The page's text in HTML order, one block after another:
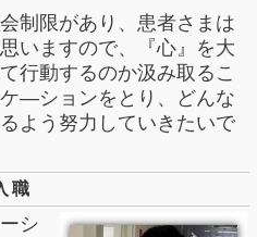
制限があり、患者さまは
いますので、『心』を大
行動するのか汲み取るこ
―ションをとり、どんな
よう努力していきたいで
職
シ